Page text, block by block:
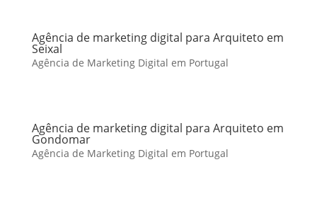
Agência de marketing digital para Arquiteto em
Seixal
Agência de Marketing Digital em Portugal
Agência de marketing digital para Arquiteto em
Gondomar
Agência de Marketing Digital em Portugal